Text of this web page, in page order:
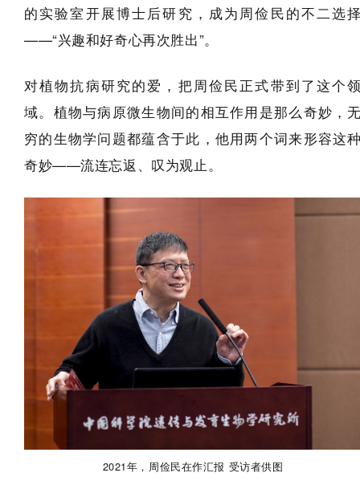
的实验室开展博士后研究，成为周俭民的不二选
——“兴趣和好奇心再次胜出”。
对植物抗病研究的爱，把周俭民正式带到了这个
域。植物与病原微生物间的相互作用是那么奇妙，
穷的生物学问题都蕴含于此，他用两个词来形容这
奇妙——流连忘返、叹为观止。
2021年，周俭民在作汇报 受访者供图